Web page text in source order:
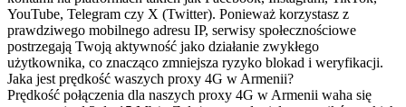
YouTube, Telegram czy X (Twitter). Ponieważ korzystasz z
prawdziwego mobilnego adresu IP, serwisy społecznościowe
postrzegają Twoją aktywność jako działanie zwykłego
użytkownika, co znacząco zmniejsza ryzyko blokad i weryfikacji.
Jaka jest prędkość waszych proxy 4G w Armenii?
Prędkość połączenia dla naszych proxy 4G w Armenii waha się